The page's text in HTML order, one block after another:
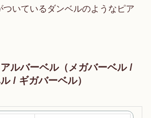
ついているダンベルのようなピア
ルバーベル（メガバーベル /
/ ギガバーベル）